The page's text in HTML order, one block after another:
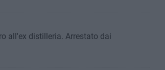
all'ex distilleria. Arrestato dai